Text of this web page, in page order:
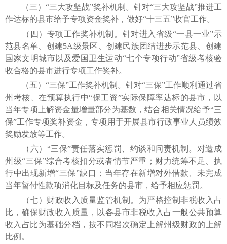
（三）“三大攻坚战”奖补机制。针对“三大攻坚战”推进工
作达标的县市给予专项资金奖补，做好“十三五”收官工作。
（四）专项工作奖补机制。针对进入省级“一县一业”示
范县名单、创建5A级景区、创建民族团结进步示范县、创建
国家文明城市以及爱国卫生运动“七个专项行动”省级考核验
收合格的县市进行专项工作奖补。
（五）“三保”工作奖补机制。针对“三保”工作顺利通过省
州考核、在预算执行中“保工资”实际保障率达标的县市，以
当年专项上解资金量增量部分为基数，结合相关情况给予“三
保”工作专项奖补资金，专项用于开展县市行政事业人员绩效
奖励发放等工作。
（六）“三保”责任落实惩罚、约谈和问责机制。对造成
州级“三保”综合考核扣分或者情节严重；财力统筹不足、执
行中出现新增“三保”缺口；当年存在新增对外借款、未完成
当年暂付性款项消化目标及任务的县市，给予相应惩罚。
（七）财政收入质量监管机制。为严格控制非税收入占
比，确保财政收入质量，以各县市非税收入占一般公共预算
收入占比为基础分档，按不同档次确定上解州级财政的上解
比例。